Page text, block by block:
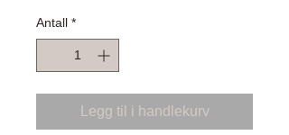
Antall *
Legg til i handlekurv